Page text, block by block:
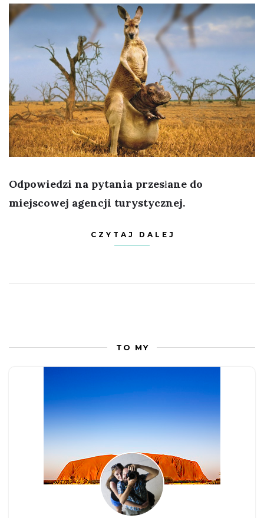
Odpowiedzi na pytania przesłane do
miejscowej agencji turystycznej.
CZYTAJ DALEJ
TO MY